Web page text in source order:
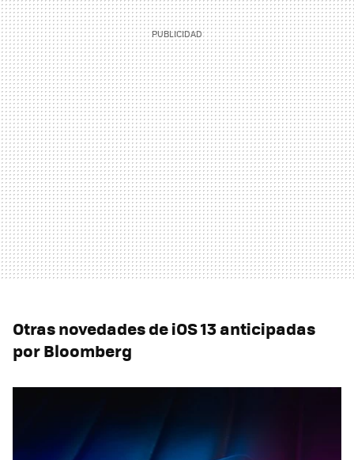
Otras novedades de iOS 13 anticipadas
por Bloomberg